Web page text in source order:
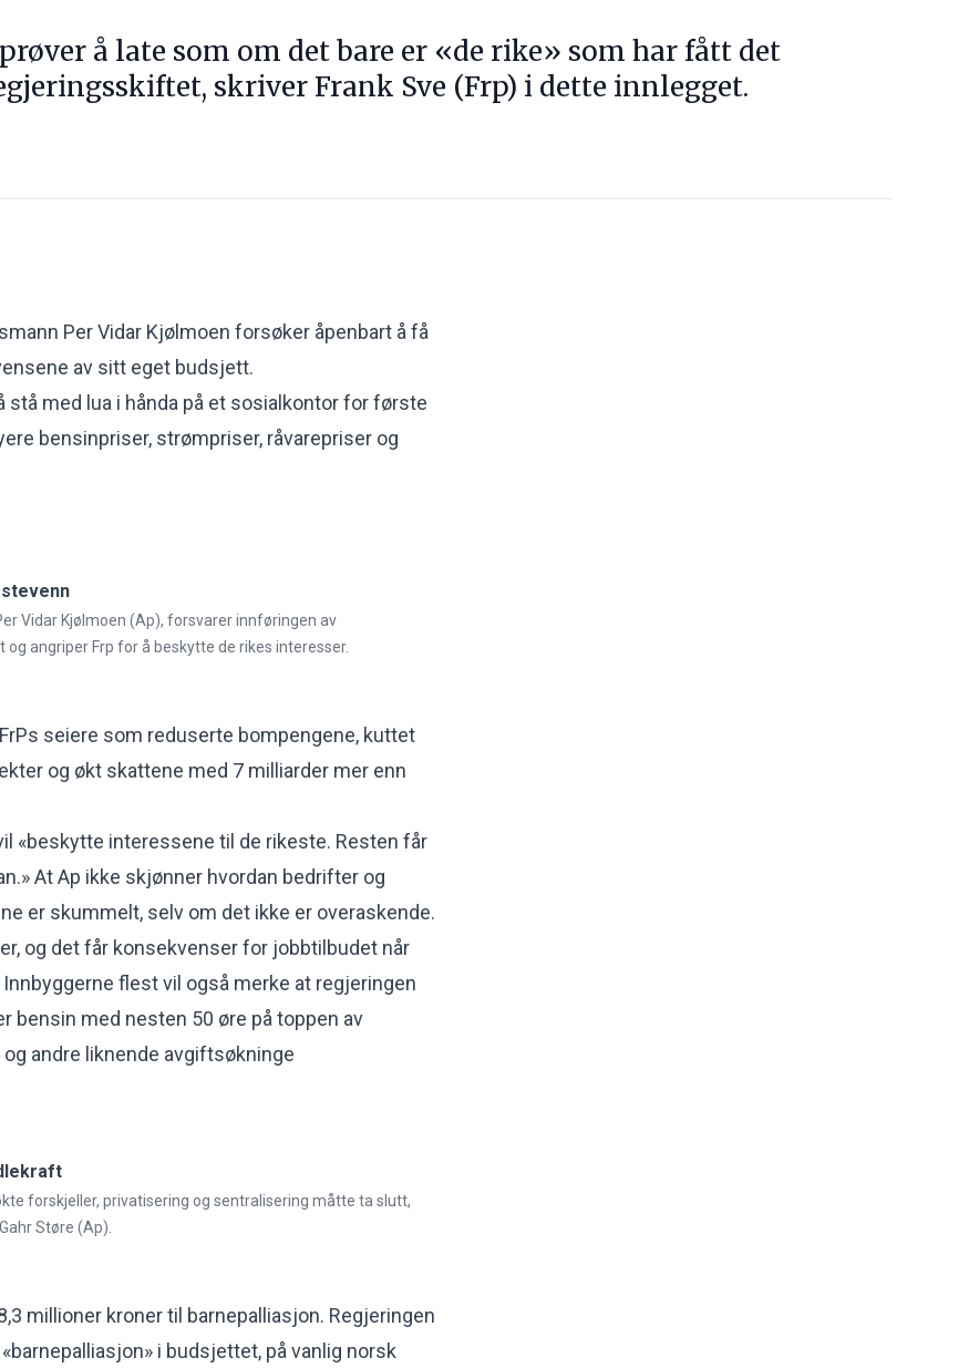
å late som om det bare er «de rike» som har fått det
skriver Frank Sve (Frp) i dette innlegget.
Per Vidar Kjølmoen forsøker åpenbart å få
av sitt eget budsjett.
stå med lua i hånda på et sosialkontor for første
bensinpriser, strømpriser, råvarepriser og
Vidar Kjølmoen (Ap), forsvarer innføringen av
angriper Frp for å beskytte de rikes interesser.
seiere som reduserte bompengene, kuttet
og økt skattene med 7 milliarder mer enn
«beskytte interessene til de rikeste. Resten får
At Ap ikke skjønner hvordan bedrifter og
er skummelt, selv om det ikke er overaskende.
og det får konsekvenser for jobbtilbudet når
flest vil også merke at regjeringen
bensin med nesten 50 øre på toppen av
andre liknende avgiftsøkninge
forskjeller, privatisering og sentralisering måtte ta slutt,
Støre (Ap).
millioner kroner til barnepalliasjon. Regjeringen
i budsjettet, på vanlig norsk